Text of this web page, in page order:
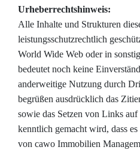
Urheberrechtshinweis:
Alle Inhalte und Strukturen
leistungsschutzrechtlich
World Wide Web oder in
bedeutet noch keine
anderweitige Nutzung durch
begrüßen ausdrücklich das
sowie das Setzen von Links auf
kenntlich gemacht wird, dass
von cawo Immobilien